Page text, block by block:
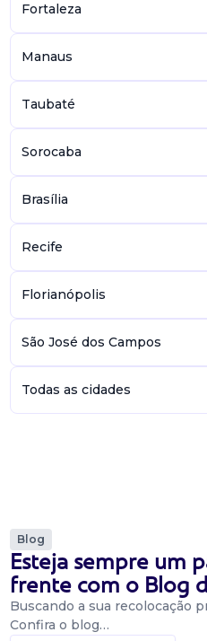
Fortaleza
Manaus
Taubaté
Sorocaba
Brasília
Recife
Florianópolis
São José dos Campos
Todas as cidades
Blog
Esteja sempre um
frente com o Blog
Buscando a sua recolocação
Confira o blog…